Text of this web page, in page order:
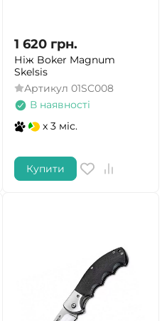
1 620 грн.
Ніж Boker Magnum
Skelsis
Артикул 01SC008
В наявності
x 3 міс.
Купити